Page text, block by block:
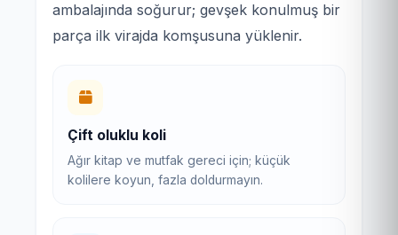
ambalajında soğurur; gevşek konulmuş bir
parça ilk virajda komşusuna yüklenir.
Çift oluklu koli
Ağır kitap ve mutfak gereci için; küçük
kolilere koyun, fazla doldurmayın.